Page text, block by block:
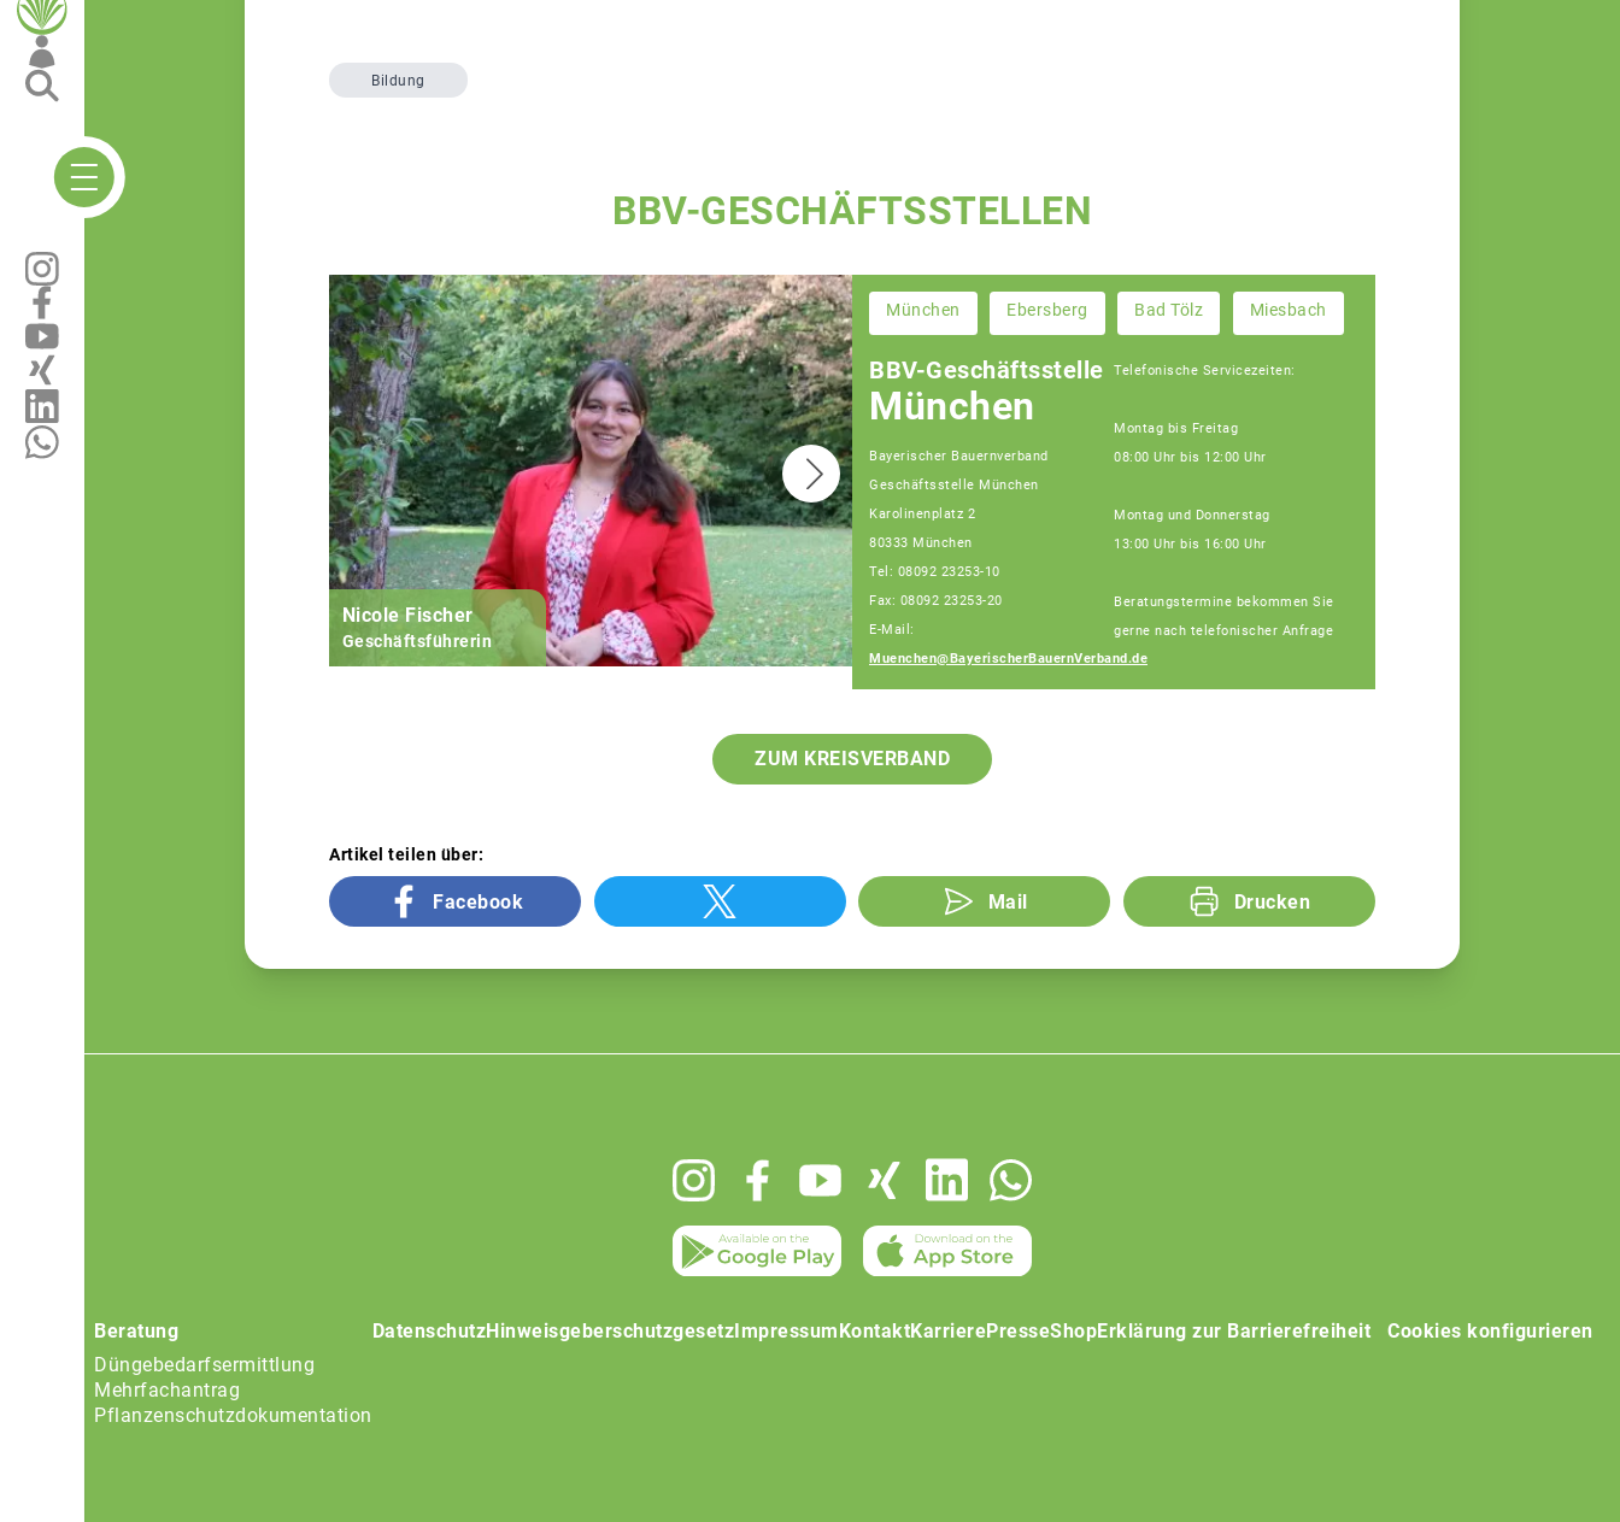
Bildung
BBV-GESCHÄFTSSTELLEN
Nicole Fischer
Geschäftsführerin
München Ebersberg Bad Tölz Miesbach
BBV-Geschäftsstelle
München
Bayerischer Bauernverband
Geschäftsstelle München
Karolinenplatz 2
80333 München
Tel: 08092 23253-10
Fax: 08092 23253-20
E-Mail:
Muenchen@BayerischerBauernVerband.de
Telefonische Servicezeiten:
Montag bis Freitag
08:00 Uhr bis 12:00 Uhr
Montag und Donnerstag
13:00 Uhr bis 16:00 Uhr
Beratungstermine bekommen Sie
gerne nach telefonischer Anfrage
ZUM KREISVERBAND
Artikel teilen über:
Facebook Mail Drucken
Beratung
Düngebedarfsermittlung
Mehrfachantrag
Pflanzenschutzdokumentation
DatenschutzHinweisgeberschutzgesetz Impressum KontaktKarrierePresseShopErklärung zur Barrierefreiheit Cookies konfigurieren